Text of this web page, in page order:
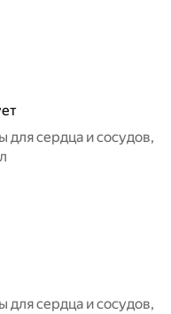
сердца и сосудов,
сердца и сосудов,